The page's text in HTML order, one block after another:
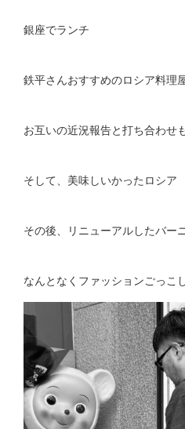
銀座でランチ
鉄平さんおすすめのロシア料理
お互いの近況報告と打ち合わせ
そして、美味しいかったロシア
その後、リニューアルしたバー
なんとなくファッションごっこ